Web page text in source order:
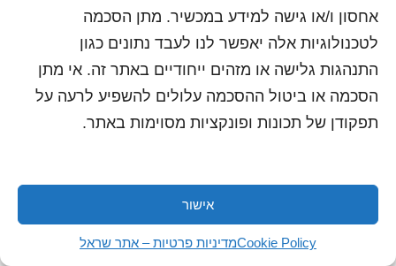
אחסון ו/או גישה למידע במכשיר. מתן הסכמה
לטכנולוגיות אלה יאפשר לנו לעבד נתונים כגון
התנהגות גלישה או מזהים ייחודיים באתר זה. אי מתן
הסכמה או ביטול ההסכמה עלולים להשפיע לרעה על
תפקודן של תכונות ופונקציות מסוימות באתר.
אישור
Cookie Policyמדיניות פרטיות – אתר שראל
כל הזכויות שמורות לשראל 2018 | עיצוב ותכנות: סטודיו
"היוצרים"